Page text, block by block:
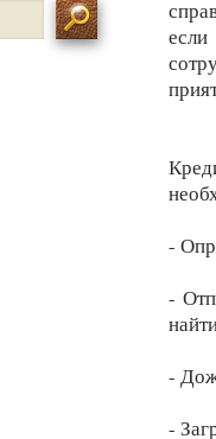
-
-
-
-